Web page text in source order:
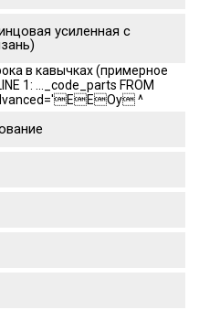
усиленная с
в кавычках (примерное
1: ..._code_parts FROM
^